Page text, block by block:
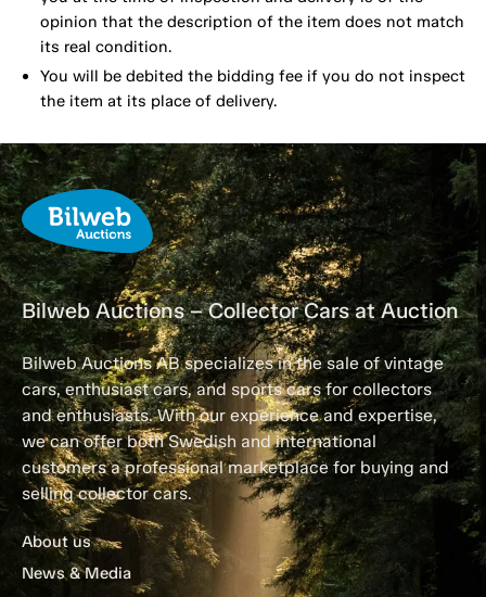
opinion that the description of the item does not match
its real condition.
You will be debited the bidding fee if you do not inspect
the item at its place of delivery.
Bilweb Auctions – Collector Cars at Auction
Bilweb Auctions AB specializes in the sale of vintage
cars, enthusiast cars, and sports cars for collectors
and enthusiasts. With our experience and expertise,
we can offer both Swedish and international
customers a professional marketplace for buying and
selling collector cars.
About us
News & Media